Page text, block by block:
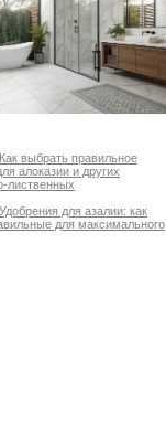
Как выбрать правильное
алоказии и других
лиственных
Удобрения для азалии: как
для максимального